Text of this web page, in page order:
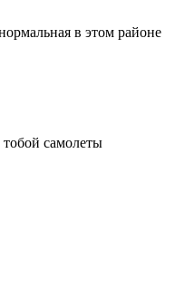
в этом районе
самолеты